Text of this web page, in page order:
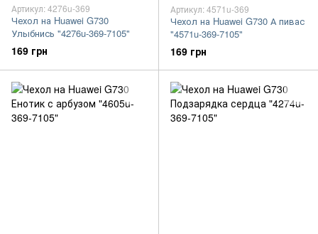
Артикул: 4276u-369
Чехол на Huawei G730
Улыбнись "4276u-369-7105"
169 грн
Артикул: 4571u-369
Чехол на Huawei G730 А пивас
"4571u-369-7105"
169 грн